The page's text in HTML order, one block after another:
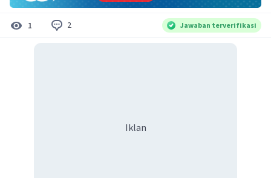
1 2 Jawaban terverifikasi
Iklan